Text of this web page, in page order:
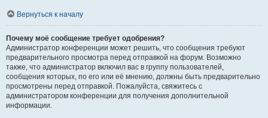
Вернуться к началу
Почему моё сообщение требует одобрения?
Администратор конференции может решить, что сообщения требуют
предварительного просмотра перед отправкой на форум. Возможно
также, что администратор включил вас в группу пользователей,
сообщения которых, по его или её мнению, должны быть предварительно
просмотрены перед отправкой. Пожалуйста, свяжитесь с
администратором конференции для получения дополнительной
информации.